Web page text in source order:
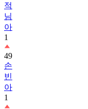
적
님
아
1
49
손
빈
아
1